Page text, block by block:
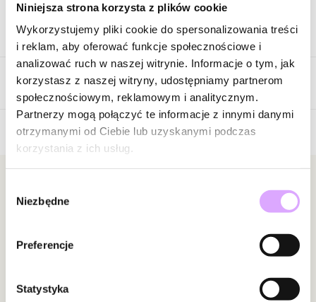
Niniejsza strona korzysta z plików cookie
Wykorzystujemy pliki cookie do spersonalizowania treści
i reklam, aby oferować funkcje społecznościowe i
analizować ruch w naszej witrynie. Informacje o tym, jak
korzystasz z naszej witryny, udostępniamy partnerom
społecznościowym, reklamowym i analitycznym.
Partnerzy mogą połączyć te informacje z innymi danymi
otrzymanymi od Ciebie lub uzyskanymi podczas
korzystania z ich usług.
zgody
Niezbędne
Preferencje
Statystyka
Opis produktu
Surowiec: stal szlachetna.
Kolor surowca: srebrny matowy, czarny.
Szerokość pierścionka: 0,80 cm.
Rozmiar: 22.
Zobacz inne produkty z kolekcji Man In The City
Opinie
Brak opinii
Jeszcze nikt nie ocenił tego produktu.
produkcie!
W naszej witrynie opinie mogą dodawać tylko